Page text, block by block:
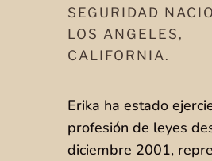
SEGURIDAD
LOS ANGELES,
CALIFORNIA.
Erika ha estado
profesión de leyes
diciembre 2001,